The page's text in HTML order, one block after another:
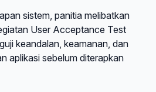
sistem, panitia melibatkan
User Acceptance Test
keandalan, keamanan, dan
aplikasi sebelum diterapkan